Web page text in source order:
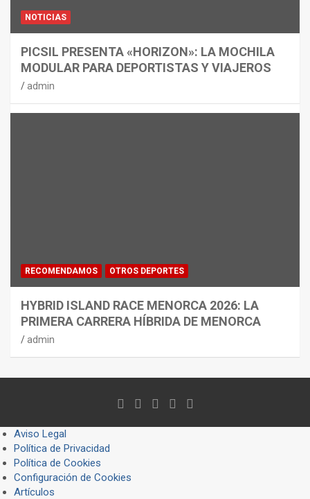
NOTICIAS
PICSIL PRESENTA «HORIZON»: LA MOCHILA
MODULAR PARA DEPORTISTAS Y VIAJEROS
admin
RECOMENDAMOS OTROS DEPORTES
HYBRID ISLAND RACE MENORCA 2026: LA
PRIMERA CARRERA HÍBRIDA DE MENORCA
admin
Aviso Legal
Política de Privacidad
Política de Cookies
Configuración de Cookies
Artículos